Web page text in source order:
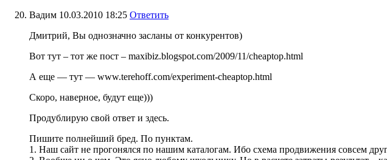
Вадим 10.03.2010 18:25 Ответить
Дмитрий, Вы однозначно засланы от конкурентов)
Вот тут – тот же пост – maxibiz.blogspot.com/2009/11/cheaptop.html
А еще — тут — www.terehoff.com/experiment-cheaptop.html
Скоро, наверное, будут еще)))
Продублирую свой ответ и здесь.
Пишите полнейший бред. По пунктам.
1. Наш сайт не прогонялся по нашим каталогам. Ибо схема продвижения совсем